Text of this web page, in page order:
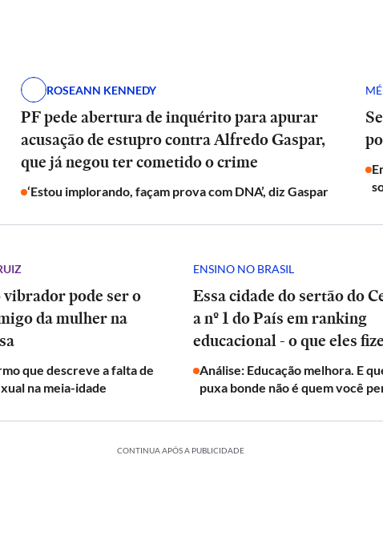
ROSEANN KENNEDY
PF pede abertura de inquérito para apurar
acusação de estupro contra Alfredo Gaspar,
que já negou ter cometido o crime
‘Estou implorando, façam prova com DNA’, diz Gaspar
vibrador pode ser o
da mulher na
que descreve a falta de
na meia-idade
ENSINO NO BRASIL
Essa cidade do sertão do
a nº 1 do País em ranking
educacional - o que eles
Análise: Educação melhora. E
puxa bonde não é quem você
CONTINUA APÓS A PUBLICIDADE